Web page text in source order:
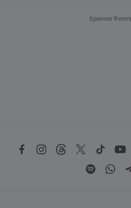
Sponsor Resmi